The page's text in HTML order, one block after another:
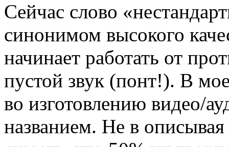
Сейчас слово
синонимом высокого
начинает работать от
пустой звук (понт!). В
во изготовлению видео/
названием. Не в